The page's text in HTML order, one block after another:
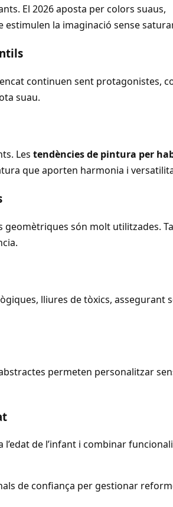
El 2026 aposta per colors suaus,
la imaginació sense saturar
continuen sent protagonistes,
suau.
Les tendències de pintura per
que aporten harmonia i
geomètriques són molt utilitzades.
lliures de tòxics, assegurant
permeten personalitzar
de l’infant i combinar
de confiança per gestionar